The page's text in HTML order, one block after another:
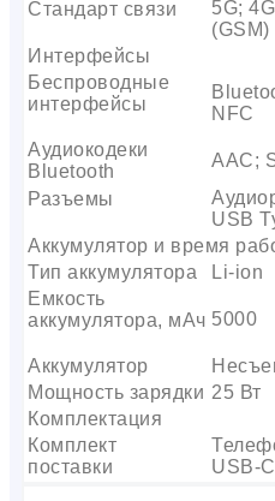
Стандарт связи
5G;
(GSM)
Интерфейсы
Беспроводные
интерфейсы
NFC
Аудиокодеки
Bluetooth
AAC;
Разъемы
USB
Аккумулятор и время
Тип аккумулятора
Li-ion
Емкость
аккумулятора, мАч 5000
Аккумулятор
Мощность зарядки 25 Вт
Комплектация
Комплект
поставки
USB-